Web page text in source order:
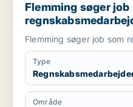
Flemming søger job
Flemming søger job som
Type
Område